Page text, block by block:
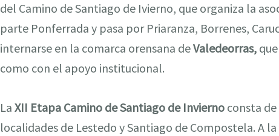
del Camino de Santiago de Ivierno, que organiza la
parte Ponferrada y pasa por Priaranza, Borrenes,
internarse en la comarca orensana deValedeorras,
como con el apoyo institucional.
La XII Etapa Camino de Santiago de Invierno consta
localidades de Lestedo y Santiago de Compostela. A